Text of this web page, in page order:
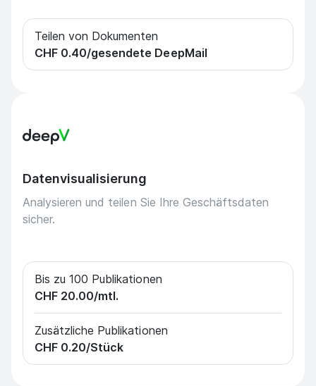
Teilen von Dokumenten
CHF 0.40/gesendete DeepMail
Datenvisualisierung
Analysieren und teilen Sie Ihre Geschäftsdaten
sicher.
Bis zu 100 Publikationen
CHF 20.00/mtl.
Zusätzliche Publikationen
CHF 0.20/Stück